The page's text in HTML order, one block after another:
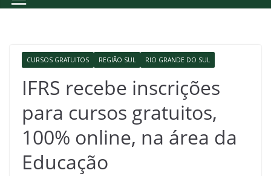
CURSOS GRATUITOS REGIÃO SUL RIO GRANDE DO SUL
IFRS recebe inscrições
para cursos gratuitos,
100% online, na área da
Educação